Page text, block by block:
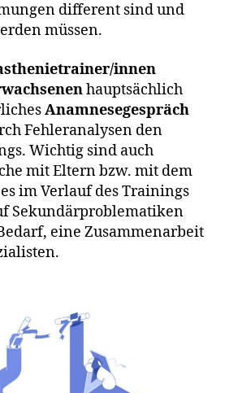
different sind und
müssen.
innen
hauptsächlich
Anamnesegespräch
Fehleranalysen den
Wichtig sind auch
mit Eltern bzw. mit dem
im Verlauf des Trainings
Sekundärproblematiken
eine Zusammenarbeit